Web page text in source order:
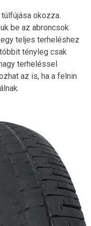
okozza.
be az abroncsok
teljes terheléshez
tényleg csak
terheléssel
az is, ha a felnin